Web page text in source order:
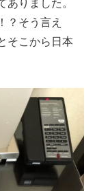
りました。
？そう言え
そこから日本